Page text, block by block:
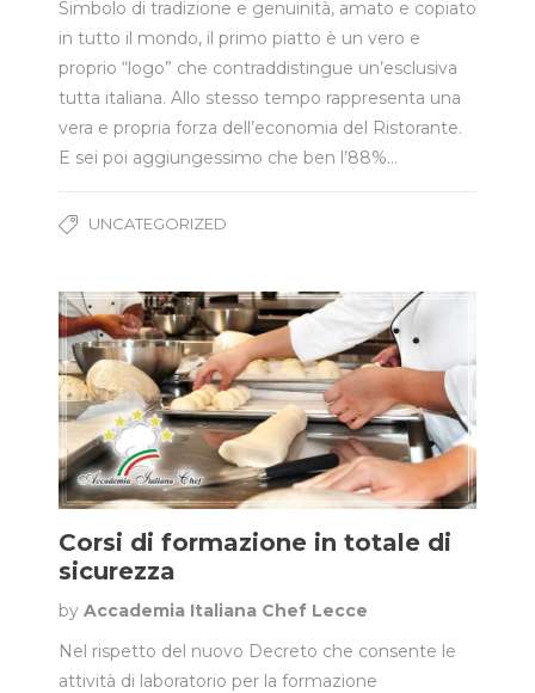
Simbolo di tradizione e genuinità, amato e copiato
in tutto il mondo, il primo piatto è un vero e
proprio “logo” che contraddistingue un’esclusiva
tutta italiana. Allo stesso tempo rappresenta una
vera e propria forza dell’economia del Ristorante.
E sei poi aggiungessimo che ben l’88%…
UNCATEGORIZED
Corsi di formazione in totale di
sicurezza
by Accademia Italiana Chef Lecce
Nel rispetto del nuovo Decreto che consente le
attività di laboratorio per la formazione